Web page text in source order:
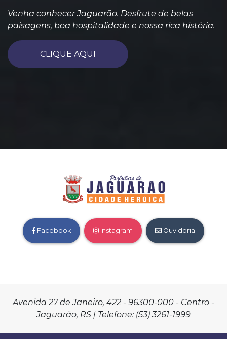
Venha conhecer Jaguarão. Desfrute de belas
paisagens, boa hospitalidade e nossa rica história.
CLIQUE AQUI
Facebook Instagram Ouvidoria
Avenida 27 de Janeiro, 422 - 96300-000 - Centro -
Jaguarão, RS | Telefone: (53) 3261-1999